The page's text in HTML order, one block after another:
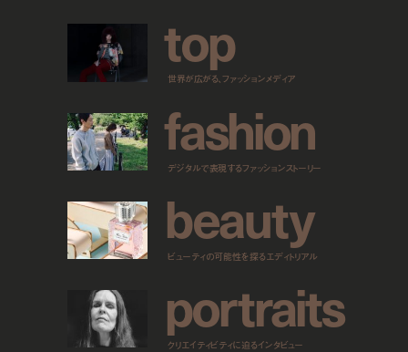
top
世界が広がる、ファッションメディア
fashion
デジタルで表現するファッションストーリー
beauty
ビューティの可能性を探るエディトリアル
portraits
クリエイティビティに迫るインタビュー